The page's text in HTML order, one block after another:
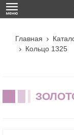
Главная
Кольцо 1325